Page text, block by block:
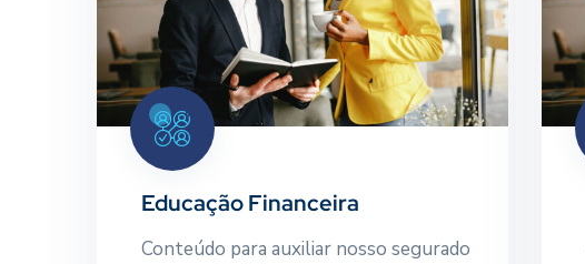
Educação Financeira
Conteúdo para auxiliar nosso segurado
Educação Financeira
segurado em suas decisões